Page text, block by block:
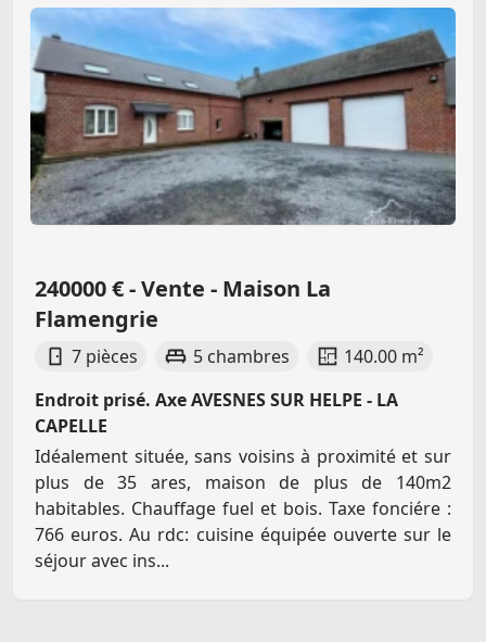
240000 € - Vente - Maison La
Flamengrie
7 pièces 5 chambres
140.00 m²
Endroit prisé. Axe AVESNES SUR HELPE - LA
CAPELLE
Idéalement située, sans voisins à proximité et sur
plus de 35 ares, maison de plus de 140m2
habitables. Chauffage fuel et bois. Taxe fonciére :
766 euros. Au rdc: cuisine équipée ouverte sur le
séjour avec ins...